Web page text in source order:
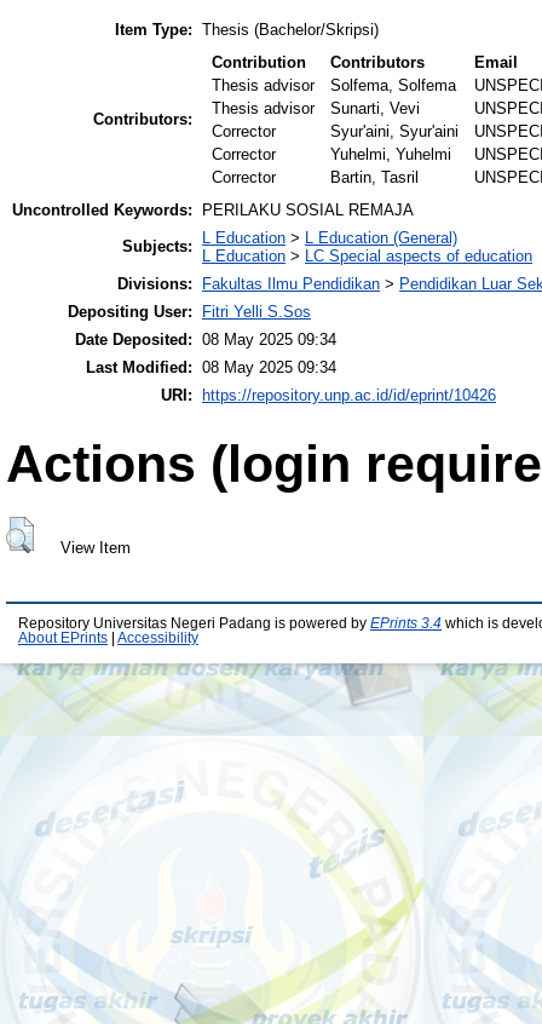
Item Type: Thesis (Bachelor/Skripsi)
Contributors:
Contribution Contributors
Email
Thesis advisor
Solfema, Solfema
Thesis advisor
Sunarti, Vevi
Corrector
Syur'aini, Syur'aini
Corrector
Yuhelmi, Yuhelmi
Corrector
Bartin, Tasril
Uncontrolled Keywords:
PERILAKU SOSIAL REMAJA
Subjects:
L Education > L Education (General)
L Education > LC Special aspects of education
Divisions:
Fakultas Ilmu Pendidikan > Pendidikan Luar
Depositing User:
Fitri Yelli S.Sos
Date Deposited: 08 May 2025 09:34
Last Modified: 08 May 2025 09:34
URI:
https://repository.unp.ac.id/id/eprint/10426
Actions (login
View Item
Repository Universitas Negeri Padang is powered by EPrints 3.4 which is
About EPrints
Accessibility